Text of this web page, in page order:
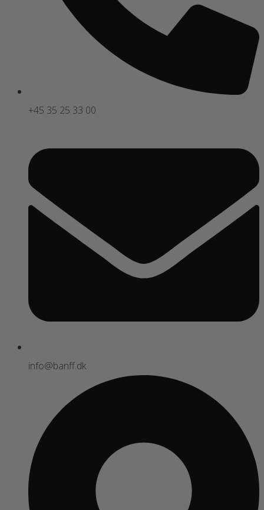
+45 35 25 33 00
info@banff.dk